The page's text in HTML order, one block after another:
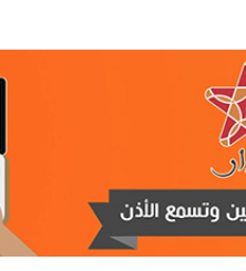
على صحرائه